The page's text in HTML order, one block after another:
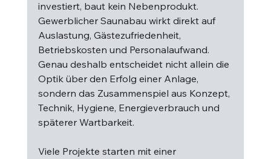
investiert, baut kein Nebenprodukt.
Gewerblicher Saunabau wirkt direkt auf
Auslastung, Gästezufriedenheit,
Betriebskosten und Personalaufwand.
Genau deshalb entscheidet nicht allein die
Optik über den Erfolg einer Anlage,
sondern das Zusammenspiel aus Konzept,
Technik, Hygiene, Energieverbrauch und
späterer Wartbarkeit.
Viele Projekte starten mit einer